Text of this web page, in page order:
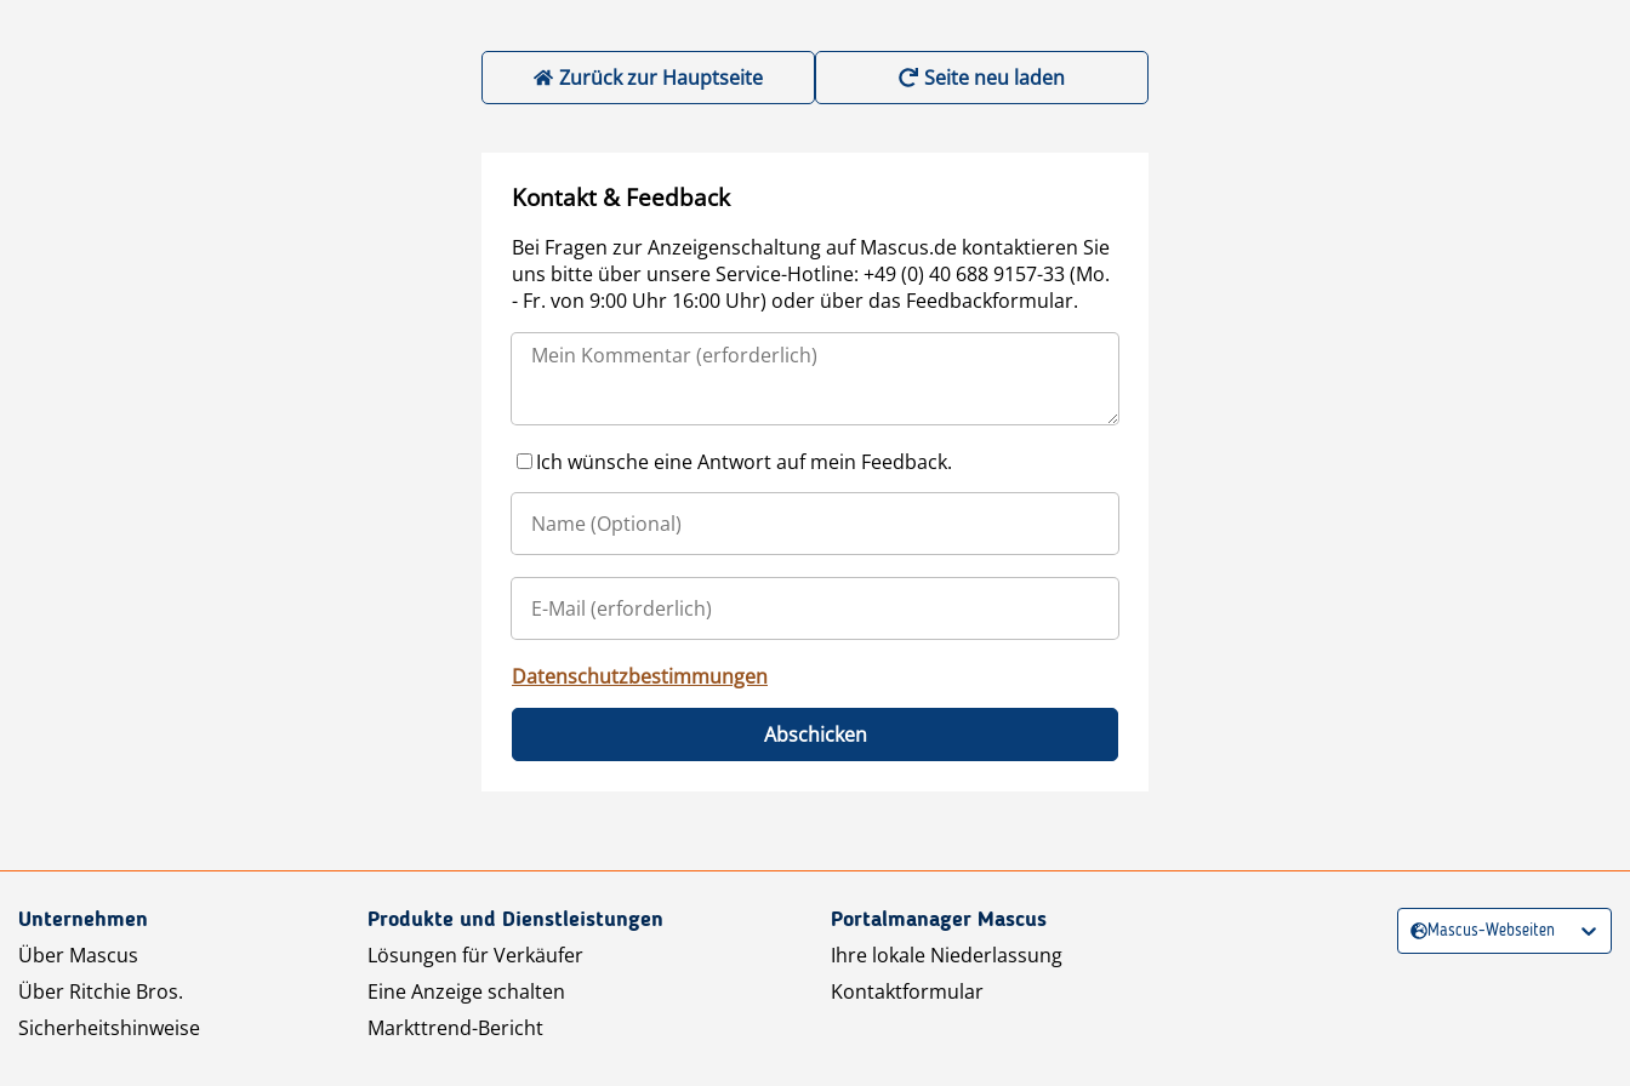
Zurück zur Hauptseite Seite neu laden
Kontakt & Feedback
Bei Fragen zur Anzeigenschaltung auf Mascus.de kontaktieren Sie
uns bitte über unsere Service-Hotline: +49 (0) 40 688 9157-33 (Mo.
- Fr. von 9:00 Uhr 16:00 Uhr) oder über das Feedbackformular.
Ich wünsche eine Antwort auf mein Feedback.
Datenschutzbestimmungen
Abschicken
Unternehmen
Über Mascus
Über Ritchie Bros.
Sicherheitshinweise
Produkte und Dienstleistungen
Lösungen für Verkäufer
Eine Anzeige schalten
Markttrend-Bericht
Portalmanager Mascus
Ihre lokale Niederlassung
Kontaktformular
Mascus-Webseiten